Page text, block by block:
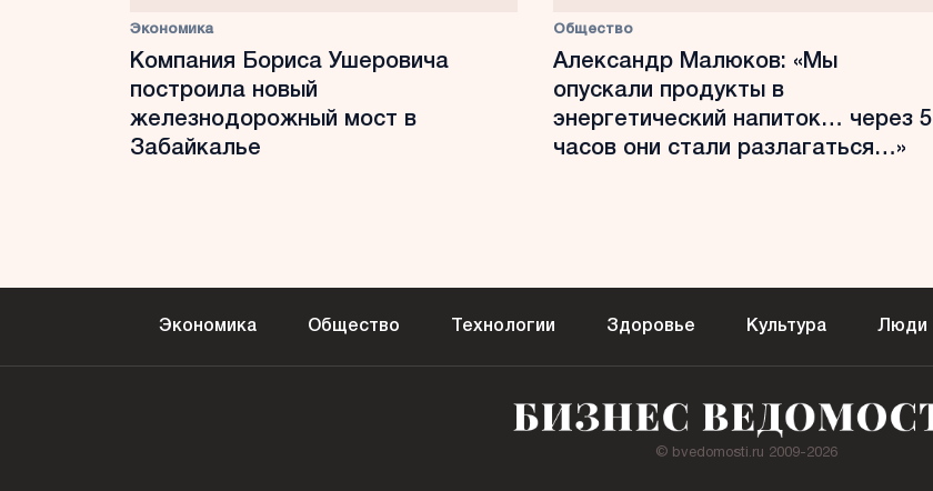
Экономика
Компания Бориса Ушеровича
построила новый
железнодорожный мост в
Забайкалье
Общество
Александр Малюков: «Мы
опускали продукты в
энергетический напиток… через 5
часов они стали разлагаться…»
Экономика Общество Технологии Здоровье Культура Люди
© bvedomosti.ru 2009-2026